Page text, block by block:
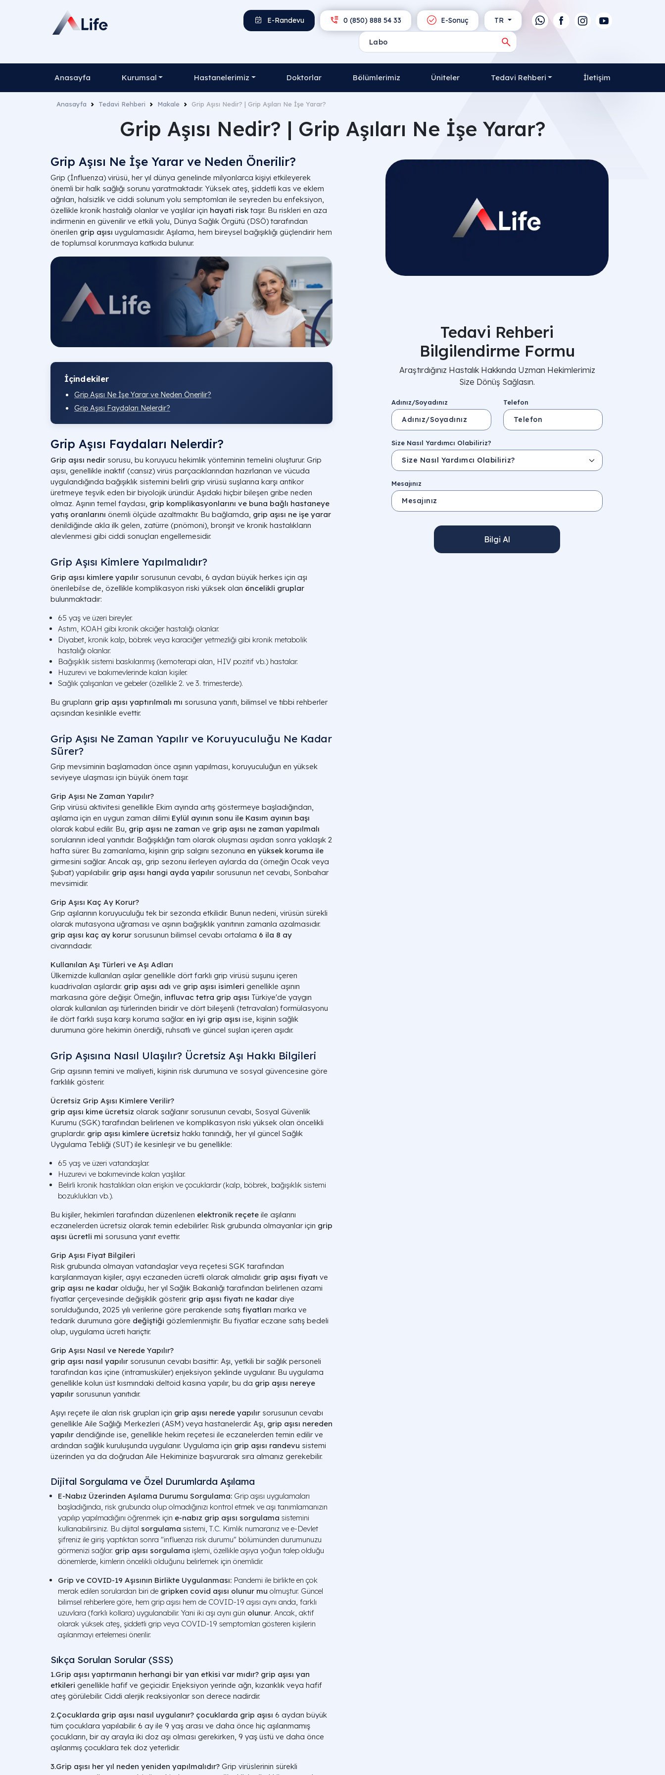
TR
E-Sonuç
0 (850) 888 54 33
E-Randevu
Anasayfa Kurumsal Hastanelerimiz Doktorlar Bölümlerimiz Üniteler Tedavi Rehberi İletişim
Anasayfa Tedavi Rehberi Makale Grip Aşısı Nedir? | Grip Aşıları Ne İşe Yarar?
Grip Aşısı Nedir? | Grip Aşıları Ne İşe Yarar?
Grip Aşısı Ne İşe Yarar ve Neden Önerilir?
Grip (İnfluenza) virüsü, her yıl dünya genelinde milyonlarca kişiyi etkileyerek
önemli bir halk sağlığı sorunu yaratmaktadır. Yüksek ateş, şiddetli kas ve eklem
ağrıları, halsizlik ve ciddi solunum yolu semptomları ile seyreden bu enfeksiyon,
özellikle kronik hastalığı olanlar ve yaşlılar için hayati risk taşır. Bu riskleri en aza
indirmenin en güvenilir ve etkili yolu, Dünya Sağlık Örgütü (DSÖ) tarafından
önerilen grip aşısı uygulamasıdır. Aşılama, hem bireysel bağışıklığı güçlendirir hem
de toplumsal korunmaya katkıda bulunur.
İçindekiler
Grip Aşısı Ne İşe Yarar ve Neden Önerilir?
Grip Aşısı Faydaları Nelerdir?
Grip Aşısı Faydaları Nelerdir?
Grip aşısı nedir sorusu, bu koruyucu hekimlik yönteminin temelini oluşturur. Grip
aşısı, genellikle inaktif (cansız) virüs parçacıklarından hazırlanan ve vücuda
uygulandığında bağışıklık sistemini belirli grip virüsü suşlarına karşı antikor
üretmeye teşvik eden bir biyolojik üründür. Aşıdaki hiçbir bileşen gribe neden
olmaz. Aşının temel faydası, grip komplikasyonlarını ve buna bağlı hastaneye
yatış oranlarını önemli ölçüde azaltmaktır. Bu bağlamda, grip aşısı ne işe yarar
denildiğinde akla ilk gelen, zatürre (pnömoni), bronşit ve kronik hastalıkların
alevlenmesi gibi ciddi sonuçları engellemesidir.
Grip Aşısı Kimlere Yapılmalıdır?
Grip aşısı kimlere yapılır sorusunun cevabı, 6 aydan büyük herkes için aşı
önerilebilse de, özellikle komplikasyon riski yüksek olan öncelikli gruplar
bulunmaktadır:
65 yaş ve üzeri bireyler.
Astım, KOAH gibi kronik akciğer hastalığı olanlar.
Diyabet, kronik kalp, böbrek veya karaciğer yetmezliği gibi kronik metabolik
hastalığı olanlar.
Bağışıklık sistemi baskılanmış (kemoterapi alan, HIV pozitif vb.) hastalar.
Huzurevi ve bakımevlerinde kalan kişiler.
Sağlık çalışanları ve gebeler (özellikle 2. ve 3. trimesterde).
Bu grupların grip aşısı yaptırılmalı mı sorusuna yanıtı, bilimsel ve tıbbi rehberler
açısından kesinlikle evettir.
Grip Aşısı Ne Zaman Yapılır ve Koruyuculuğu Ne Kadar
Sürer?
Grip mevsiminin başlamadan önce aşının yapılması, koruyuculuğun en yüksek
seviyeye ulaşması için büyük önem taşır.
Grip Aşısı Ne Zaman Yapılır?
Grip virüsü aktivitesi genellikle Ekim ayında artış göstermeye başladığından,
aşılama için en uygun zaman dilimi Eylül ayının sonu ile Kasım ayının başı
olarak kabul edilir. Bu, grip aşısı ne zaman ve grip aşısı ne zaman yapılmalı
sorularının ideal yanıtıdır. Bağışıklığın tam olarak oluşması aşıdan sonra yaklaşık 2
hafta sürer. Bu zamanlama, kişinin grip salgını sezonuna en yüksek koruma ile
girmesini sağlar. Ancak aşı, grip sezonu ilerleyen aylarda da (örneğin Ocak veya
Şubat) yapılabilir. grip aşısı hangi ayda yapılır sorusunun net cevabı, Sonbahar
mevsimidir.
Grip Aşısı Kaç Ay Korur?
Grip aşılarının koruyuculuğu tek bir sezonda etkilidir. Bunun nedeni, virüsün sürekli
olarak mutasyona uğraması ve aşının bağışıklık yanıtının zamanla azalmasıdır.
grip aşısı kaç ay korur sorusunun bilimsel cevabı ortalama 6 ila 8 ay
civarındadır.
Kullanılan Aşı Türleri ve Aşı Adları
Ülkemizde kullanılan aşılar genellikle dört farklı grip virüsü suşunu içeren
kuadrivalan aşılardır. grip aşısı adı ve grip aşısı isimleri genellikle aşının
markasına göre değişir. Örneğin, influvac tetra grip aşısı Türkiye'de yaygın
olarak kullanılan aşı türlerinden biridir ve dört bileşenli (tetravalan) formülasyonu
ile dört farklı suşa karşı koruma sağlar. en iyi grip aşısı ise, kişinin sağlık
durumuna göre hekimin önerdiği, ruhsatlı ve güncel suşları içeren aşıdır.
Grip Aşısına Nasıl Ulaşılır? Ücretsiz Aşı Hakkı Bilgileri
Grip aşısının temini ve maliyeti, kişinin risk durumuna ve sosyal güvencesine göre
farklılık gösterir.
Ücretsiz Grip Aşısı Kimlere Verilir?
grip aşısı kime ücretsiz olarak sağlanır sorusunun cevabı, Sosyal Güvenlik
Kurumu (SGK) tarafından belirlenen ve komplikasyon riski yüksek olan öncelikli
gruplardır. grip aşısı kimlere ücretsiz hakkı tanındığı, her yıl güncel Sağlık
Uygulama Tebliği (SUT) ile kesinleşir ve bu genellikle:
65 yaş ve üzeri vatandaşlar.
Huzurevi ve bakımevinde kalan yaşlılar.
Belirli kronik hastalıkları olan erişkin ve çocuklardır (kalp, böbrek, bağışıklık sistemi
bozuklukları vb.).
Bu kişiler, hekimleri tarafından düzenlenen elektronik reçete ile aşılarını
eczanelerden ücretsiz olarak temin edebilirler. Risk grubunda olmayanlar için grip
aşısı ücretli mi sorusuna yanıt evettir.
Grip Aşısı Fiyat Bilgileri
Risk grubunda olmayan vatandaşlar veya reçetesi SGK tarafından
karşılanmayan kişiler, aşıyı eczaneden ücretli olarak almalıdır. grip aşısı fiyatı ve
grip aşısı ne kadar olduğu, her yıl Sağlık Bakanlığı tarafından belirlenen azami
fiyatlar çerçevesinde değişiklik gösterir. grip aşısı fiyatı ne kadar diye
sorulduğunda, 2025 yılı verilerine göre perakende satış fiyatları marka ve
tedarik durumuna göre değiştiği gözlemlenmiştir. Bu fiyatlar eczane satış bedeli
olup, uygulama ücreti hariçtir.
Grip Aşısı Nasıl ve Nerede Yapılır?
grip aşısı nasıl yapılır sorusunun cevabı basittir: Aşı, yetkili bir sağlık personeli
tarafından kas içine (intramusküler) enjeksiyon şeklinde uygulanır. Bu uygulama
genellikle kolun üst kısmındaki deltoid kasına yapılır, bu da grip aşısı nereye
yapılır sorusunun yanıtıdır.
Aşıyı reçete ile alan risk grupları için grip aşısı nerede yapılır sorusunun cevabı
genellikle Aile Sağlığı Merkezleri (ASM) veya hastanelerdir. Aşı, grip aşısı nereden
yapılır dendiğinde ise, genellikle hekim reçetesi ile eczanelerden temin edilir ve
ardından sağlık kuruluşunda uygulanır. Uygulama için grip aşısı randevu sistemi
üzerinden ya da doğrudan Aile Hekiminize başvurarak sıra almanız gerekebilir.
Dijital Sorgulama ve Özel Durumlarda Aşılama
E-Nabız Üzerinden Aşılama Durumu Sorgulama: Grip aşısı uygulamaları
başladığında, risk grubunda olup olmadığınızı kontrol etmek ve aşı tanımlamanızın
yapılıp yapılmadığını öğrenmek için e-nabız grip aşısı sorgulama sistemini
kullanabilirsiniz. Bu dijital sorgulama sistemi, T.C. Kimlik numaranız ve e-Devlet
şifreniz ile giriş yaptıktan sonra "influenza risk durumu" bölümünden durumunuzu
görmenizi sağlar. grip aşısı sorgulama işlemi, özellikle aşıya yoğun talep olduğu
dönemlerde, kimlerin öncelikli olduğunu belirlemek için önemlidir.
Grip ve COVID-19 Aşısının Birlikte Uygulanması: Pandemi ile birlikte en çok
merak edilen sorulardan biri de gripken covid aşısı olunur mu olmuştur. Güncel
bilimsel rehberlere göre, hem grip aşısı hem de COVID-19 aşısı aynı anda, farklı
uzuvlara (farklı kollara) uygulanabilir. Yani iki aşı aynı gün olunur. Ancak, aktif
olarak yüksek ateş, şiddetli grip veya COVID-19 semptomları gösteren kişilerin
aşılanmayı ertelemesi önerilir.
Sıkça Sorulan Sorular (SSS)
1.Grip aşısı yaptırmanın herhangi bir yan etkisi var mıdır? grip aşısı yan
etkileri genellikle hafif ve geçicidir. Enjeksiyon yerinde ağrı, kızarıklık veya hafif
ateş görülebilir. Ciddi alerjik reaksiyonlar son derece nadirdir.
2.Çocuklarda grip aşısı nasıl uygulanır? çocuklarda grip aşısı 6 aydan büyük
tüm çocuklara yapılabilir. 6 ay ile 9 yaş arası ve daha önce hiç aşılanmamış
çocukların, bir ay arayla iki doz aşı olması gerekirken, 9 yaş üstü ve daha önce
aşılanmış çocuklara tek doz yeterlidir.
3.Grip aşısı her yıl neden yeniden yapılmalıdır? Grip virüslerinin sürekli
Tedavi Rehberi
Bilgilendirme Formu
Araştırdığınız Hastalık Hakkında Uzman Hekimlerimiz
Size Dönüş Sağlasın.
Adınız/Soyadınız Telefon
Size Nasıl Yardımcı Olabiliriz?
Mesajınız
Bilgi Al